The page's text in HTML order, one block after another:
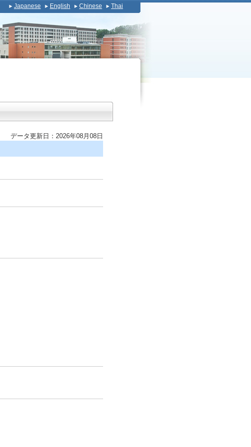
Japanese English Chinese Thai
データ更新日：2026年08月08日